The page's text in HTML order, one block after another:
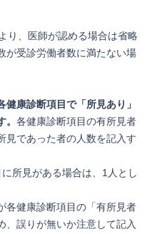
り、医師が認める場合は省略
が受診労働者数に満たない場
健康診断項目で「所見あり」
各健康診断項目の有所見者
見であった者の人数を記入す
所見がある場合は、1人とし
各健康診断項目の「有所見者
、誤りが無いか注意して記入